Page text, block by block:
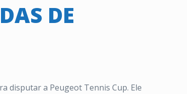
DE
disputar a Peugeot Tennis Cup. Ele